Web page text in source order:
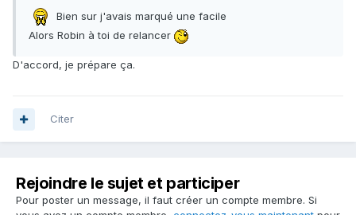
Bien sur j'avais marqué une facile
Alors Robin à toi de relancer
D'accord, je prépare ça.
Citer
Rejoindre le sujet et participer
Pour poster un message, il faut créer un compte membre. Si